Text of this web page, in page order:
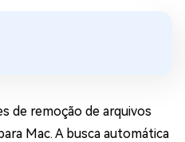
de remoção de arquivos
Mac. A busca automática